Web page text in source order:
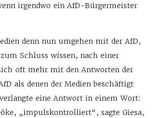
irgendwo ein AfD-Bürgermeister
denn nun umgehen mit der AfD,
Schluss wissen, nach einer
oft mehr mit den Antworten der
als denen der Medien beschäftigt
eine Antwort in einem Wort:
„impulskontrolliert“, sagte Giesa,